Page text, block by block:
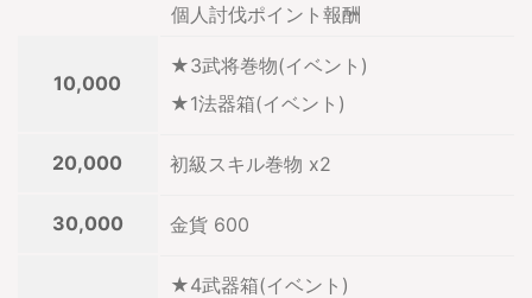
個人討伐ポイント報酬
10,000
★3武将巻物(イベント)
★1法器箱(イベント)
20,000 初級スキル巻物 x2
30,000 金貨 600
★4武器箱(イベント)